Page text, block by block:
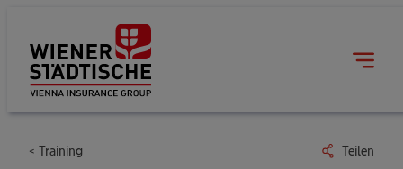
Training Teilen